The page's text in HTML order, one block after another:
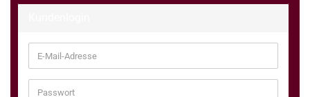
E-
Mail-
Adresse
Passwort